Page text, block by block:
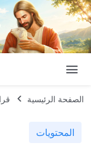
الصفحة الرئيسية
المحتويات